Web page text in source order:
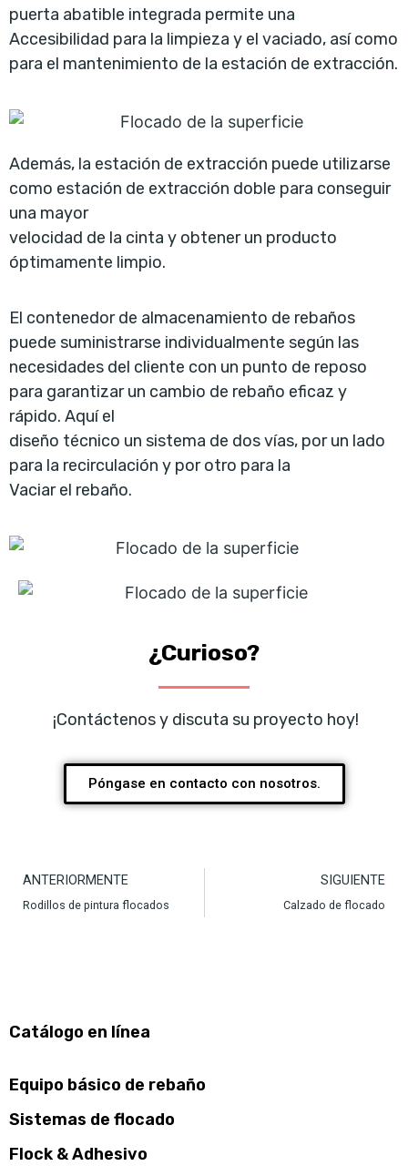
puerta abatible integrada permite una
Accesibilidad para la limpieza y el vaciado, así como
para el mantenimiento de la estación de extracción.
Además, la estación de extracción puede utilizarse
como estación de extracción doble para conseguir
una mayor
velocidad de la cinta y obtener un producto
óptimamente limpio.
El contenedor de almacenamiento de rebaños
puede suministrarse individualmente según las
necesidades del cliente con un punto de reposo
para garantizar un cambio de rebaño eficaz y
rápido. Aquí el
diseño técnico un sistema de dos vías, por un lado
para la recirculación y por otro para la
Vaciar el rebaño.
¿Curioso?
¡Contáctenos y discuta su proyecto hoy!
Póngase en contacto con nosotros.
ANTERIORMENTE
Rodillos de pintura flocados
SIGUIENTE
Calzado de flocado
Catálogo en línea
Equipo básico de rebaño
Sistemas de flocado
Flock & Adhesivo